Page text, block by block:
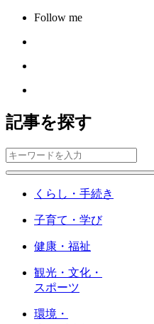
Follow me
記事を探す
くらし・手続き
子育て・学び
健康・福祉
観光・文化・
スポーツ
環境・